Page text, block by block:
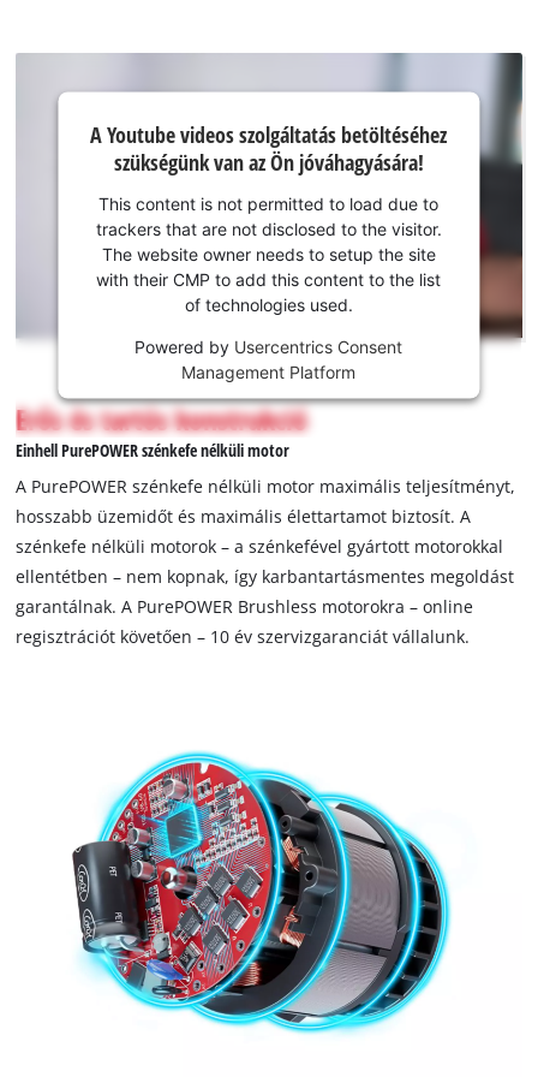
szolgáltatás
betöltéséhez
szükségünk
van az Ön
jóváhagyására!
is
permitted
to
load
to
trackers
that
are
not
to
A Youtube videos szolgáltatás betöltéséhez
szükségünk van az Ön jóváhagyására!
This content is not permitted to load due to
trackers that are not disclosed to the visitor.
The website owner needs to setup the site
with their CMP to add this content to the list
of technologies used.
Powered by Usercentrics Consent
Management Platform
Erős és tartós konstrukció
Einhell PurePOWER szénkefe nélküli motor
A PurePOWER szénkefe nélküli motor maximális teljesítményt,
hosszabb üzemidőt és maximális élettartamot biztosít. A
szénkefe nélküli motorok – a szénkefével gyártott motorokkal
ellentétben – nem kopnak, így karbantartásmentes megoldást
garantálnak. A PurePOWER Brushless motorokra – online
regisztrációt követően – 10 év szervizgaranciát vállalunk.